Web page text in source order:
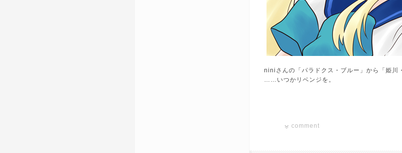
niniさんの「パラドクス・ブルー」から「姫川
……いつかリベンジを。
comment